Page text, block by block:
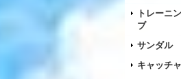
トレーニ
ブ
サンダル
キャッチ